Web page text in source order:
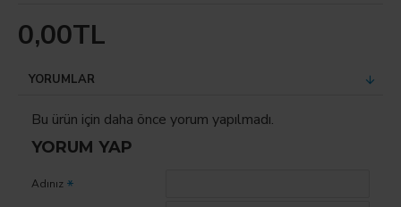
0,00TL
YORUMLAR
Bu ürün için daha önce yorum yapılmadı.
YORUM YAP
Adınız